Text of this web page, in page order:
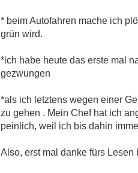
* beim Autofahren mache ich
grün wird.
*ich habe heute das erste mal
gezwungen
*als ich letztens wegen einer
zu gehen . Mein Chef hat ich
peinlich, weil ich bis dahin
Also, erst mal danke fürs